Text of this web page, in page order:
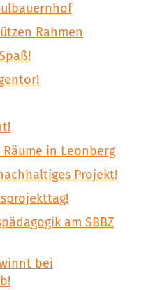
Rahmen
in Leonberg
Projekt!
am SBBZ
bei